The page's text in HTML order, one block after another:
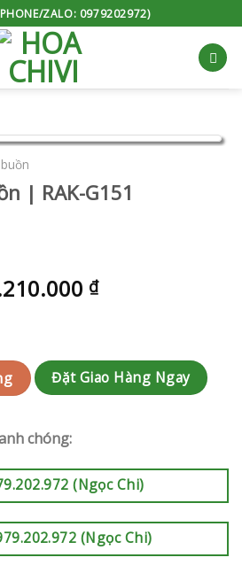
ZALO: 0979202972)
| RAK-G151
₫
số lượng
Đặt Giao Hàng Ngay
chóng:
(Ngọc Chi)
(Ngọc Chi)